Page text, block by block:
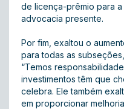
de licença-prêmio para a
advocacia presente.
Por fim, exaltou o
para todas as
“Temos
investimentos têm que
celebra. Ele também
em proporcionar